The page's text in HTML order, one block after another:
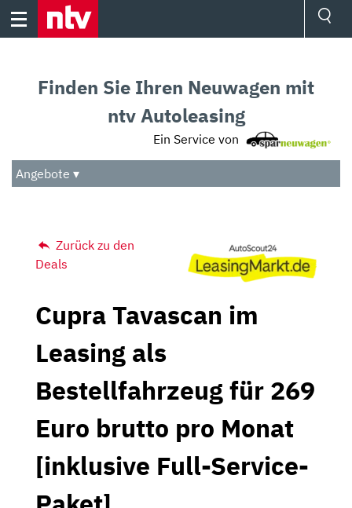
Skip
Audio
Das Beste
Finden Sie Ihren Neuwagen mit
ntv Autoleasing
Ein Service von
Angebote ▾
Zurück zu den
Deals
Cupra Tavascan im
Leasing als
Bestellfahrzeug für 269
Euro brutto pro Monat
[inklusive Full-Service-